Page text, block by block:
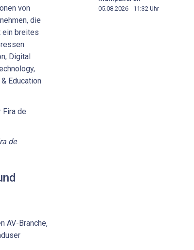
von
die
ein breites
Digital
Education
de
AV-Branche,
05.08.2026 - 11:32 Uhr